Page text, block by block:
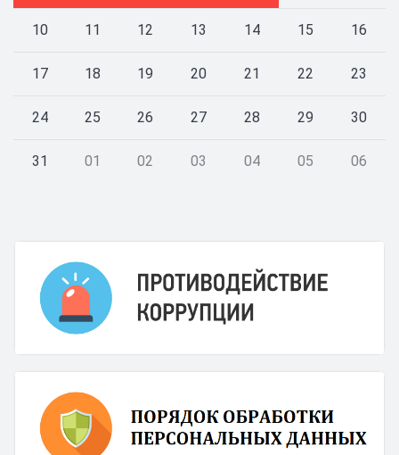
10 11 12 13 14 15 16
17 18 19 20 21 22 23
24 25 26 27 28 29 30
31 01 02 03 04 05 06